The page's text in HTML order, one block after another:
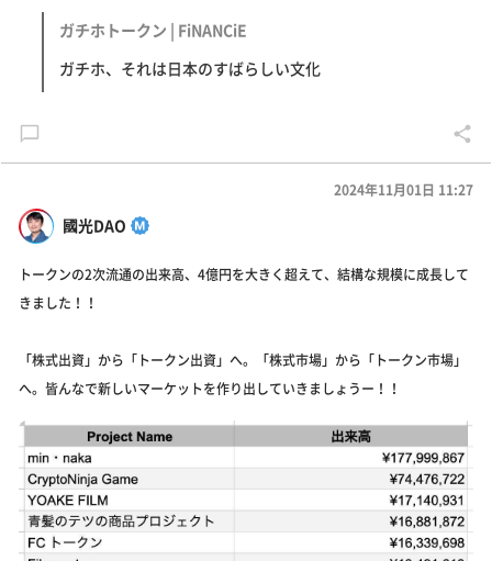
ガチホトークン | FiNANCiE
ガチホ、それは日本のすばらしい文化
國光DAO
2024年11月01日 11:27
トークンの2次流通の出来高、4億円を大きく超えて、結構な規模に成長して
きました！！
「株式出資」から「トークン出資」へ。「株式市場」から「トークン市場」
へ。皆んなで新しいマーケットを作り出していきましょうー！！